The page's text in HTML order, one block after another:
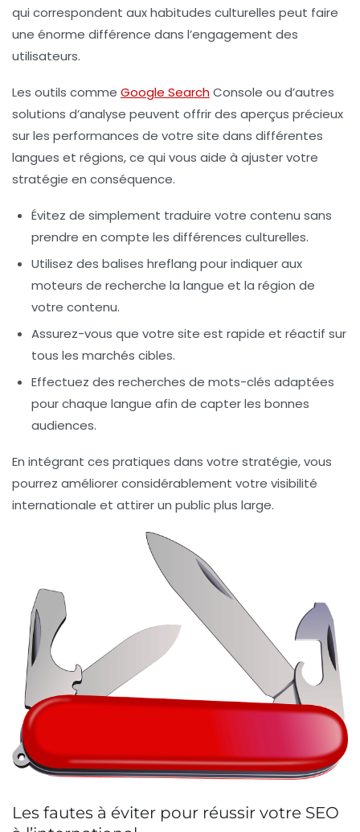
qui correspondent aux habitudes culturelles peut faire
une énorme différence dans l’engagement des
utilisateurs.
Les outils comme Google SearchConsole ou d’autres
solutions d’analyse peuvent offrir des aperçus précieux
sur les performances de votre site dans différentes
langues et régions, ce qui vous aide à ajuster votre
stratégie en conséquence.
Évitez de simplement traduire votre contenu sans
prendre en compte les différences culturelles.
Utilisez des balises hreflang pour indiquer aux
moteurs de recherche la langue et la région de
votre contenu.
Assurez-vous que votre site est rapide et réactif sur
tous les marchés cibles.
Effectuez des recherches de mots-clés adaptées
pour chaque langue afin de capter les bonnes
audiences.
En intégrant ces pratiques dans votre stratégie, vous
pourrez améliorer considérablement votre visibilité
internationale et attirer un public plus large.
Les fautes à éviter pour réussir votre SEO